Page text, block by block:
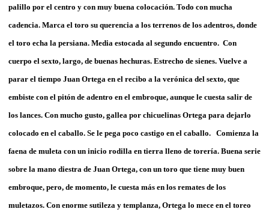
palillo por el centro y con muy buena colocación. Todo con mucha
cadencia. Marca el toro su querencia a los terrenos de los adentros, donde
el toro echa la persiana. Media estocada al segundo encuentro. Con
cuerpo el sexto, largo, de buenas hechuras. Estrecho de sienes. Vuelve a
parar el tiempo Juan Ortega en el recibo a la verónica del sexto, que
embiste con el pitón de adentro en el embroque, aunque le cuesta salir de
los lances. Con mucho gusto, gallea por chicuelinas Ortega para dejarlo
colocado en el caballo. Se le pega poco castigo en el caballo. Comienza la
faena de muleta con un inicio rodilla en tierra lleno de torería. Buena serie
sobre la mano diestra de Juan Ortega, con un toro que tiene muy buen
embroque, pero, de momento, le cuesta más en los remates de los
muletazos. Con enorme sutileza y templanza, Ortega lo mece en el toreo